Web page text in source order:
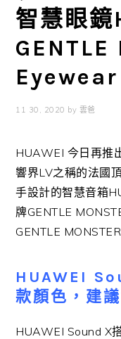
智慧眼
GENTLE
11 30, 2020 by 雲爸
HUAWEI 今日再推
響界LV之稱的法國
手設計的智慧音箱
牌GENTLE
GENTLE
HUAWEI
款顏色，建
HUAWEI Sound X